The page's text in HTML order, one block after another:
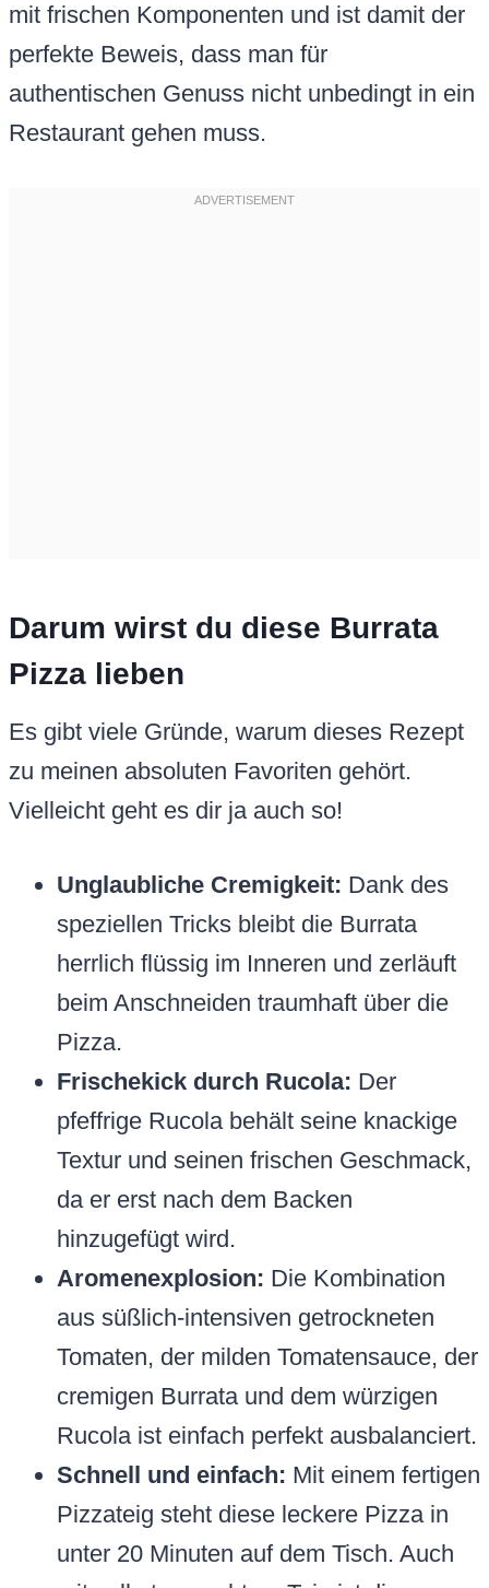
mit frischen Komponenten und ist damit der
perfekte Beweis, dass man für
authentischen Genuss nicht unbedingt in ein
Restaurant gehen muss.
Darum wirst du diese Burrata
Pizza lieben
Es gibt viele Gründe, warum dieses Rezept
zu meinen absoluten Favoriten gehört.
Vielleicht geht es dir ja auch so!
Unglaubliche Cremigkeit: Dank des
speziellen Tricks bleibt die Burrata
herrlich flüssig im Inneren und zerläuft
beim Anschneiden traumhaft über die
Pizza.
Frischekick durch Rucola: Der
pfeffrige Rucola behält seine knackige
Textur und seinen frischen Geschmack,
da er erst nach dem Backen
hinzugefügt wird.
Aromenexplosion: Die Kombination
aus süßlich-intensiven getrockneten
Tomaten, der milden Tomatensauce, der
cremigen Burrata und dem würzigen
Rucola ist einfach perfekt ausbalanciert.
Schnell und einfach: Mit einem fertigen
Pizzateig steht diese leckere Pizza in
unter 20 Minuten auf dem Tisch. Auch